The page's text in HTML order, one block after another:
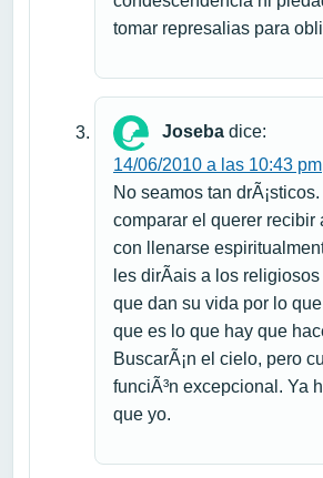
tomar represalias para
Joseba dice:
14/06/2010 a las 10:43 pm
No seamos tan
comparar el querer recibir
con llenarse
les dirÃ­ais a los
que dan su vida por lo
que es lo que hay que
BuscarÃ¡n el cielo, pero
funciÃ³n excepcional. Ya
que yo.